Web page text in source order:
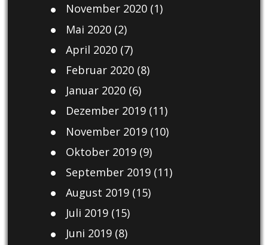
November 2020(1)
Mai 2020(2)
April 2020(7)
Februar 2020(8)
Januar 2020(6)
Dezember 2019(11)
November 2019(10)
Oktober 2019(9)
September 2019(11)
August 2019(15)
Juli 2019(15)
Juni 2019(8)